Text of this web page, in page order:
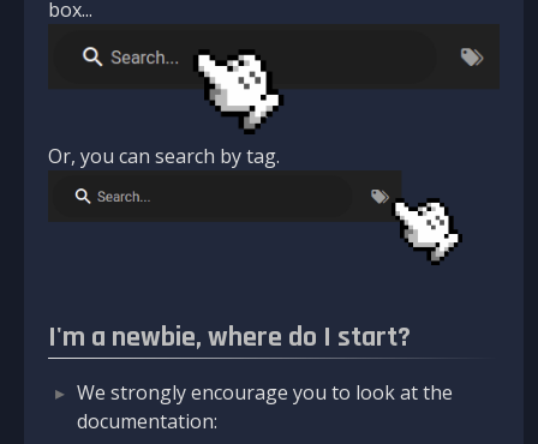
box...
Or, you can search by tag.
I'm a newbie, where do I start?
We strongly encourage you to look at the
documentation: